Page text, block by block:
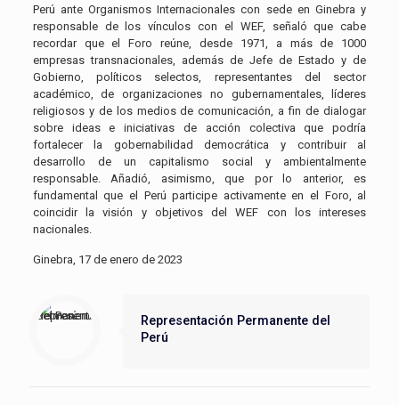
Perú ante Organismos Internacionales con sede en Ginebra y
responsable de los vínculos con el WEF, señaló que cabe
recordar que el Foro reúne, desde 1971, a más de 1000
empresas transnacionales, además de Jefe de Estado y de
Gobierno, políticos selectos, representantes del sector
académico, de organizaciones no gubernamentales, líderes
religiosos y de los medios de comunicación, a fin de dialogar
sobre ideas e iniciativas de acción colectiva que podría
fortalecer la gobernabilidad democrática y contribuir al
desarrollo de un capitalismo social y ambientalmente
responsable. Añadió, asimismo, que por lo anterior, es
fundamental que el Perú participe activamente en el Foro, al
coincidir la visión y objetivos del WEF con los intereses
nacionales.
Ginebra, 17 de enero de 2023
Representación Permanente del
Perú